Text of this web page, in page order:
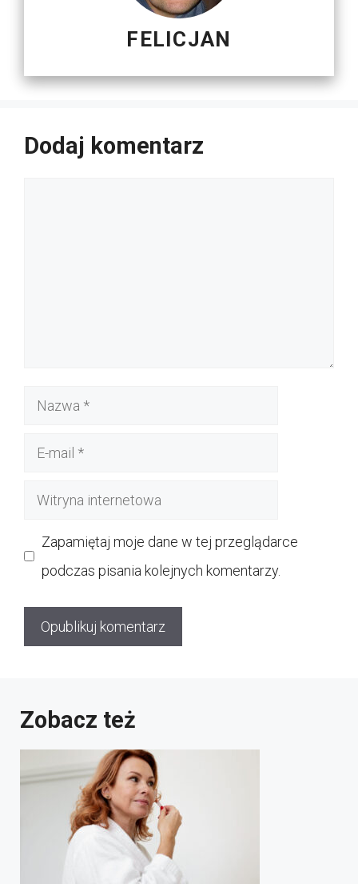
FELICJAN
Dodaj komentarz
Nazwa
Witryna
Zapamiętaj moje dane w tej przeglądarce
podczas pisania kolejnych komentarzy.
Zobacz też